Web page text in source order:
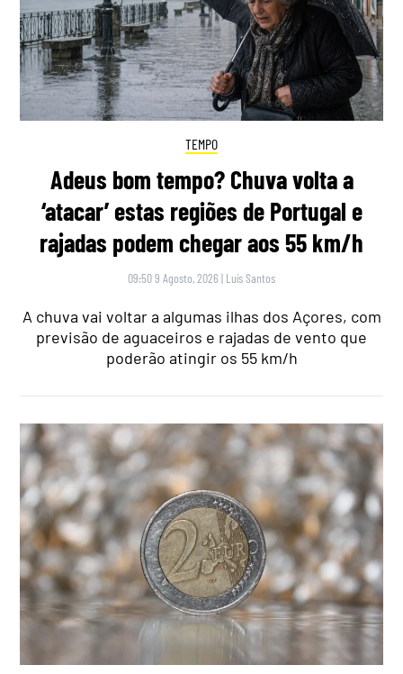
TEMPO
Adeus bom tempo? Chuva volta a
‘atacar’ estas regiões de Portugal e
rajadas podem chegar aos 55 km/h
09:50 9 Agosto, 2026 | Luís Santos
A chuva vai voltar a algumas ilhas dos Açores, com
previsão de aguaceiros e rajadas de vento que
poderão atingir os 55 km/h